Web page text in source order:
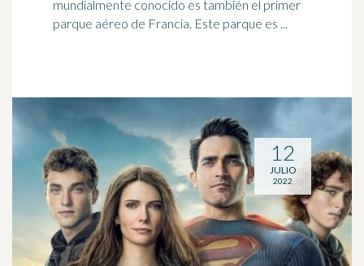
mundialmente conocido es también el primer
parque aéreo de Francia. Este parque es ...
12
JULIO
2022